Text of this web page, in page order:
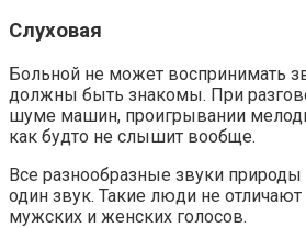
Слуховая
Больной не может воспринимать
должны быть знакомы. При
шуме машин, проигрывании
как будто не слышит вообще.
Все разнообразные звуки
один звук. Такие люди не
мужских и женских голосов.